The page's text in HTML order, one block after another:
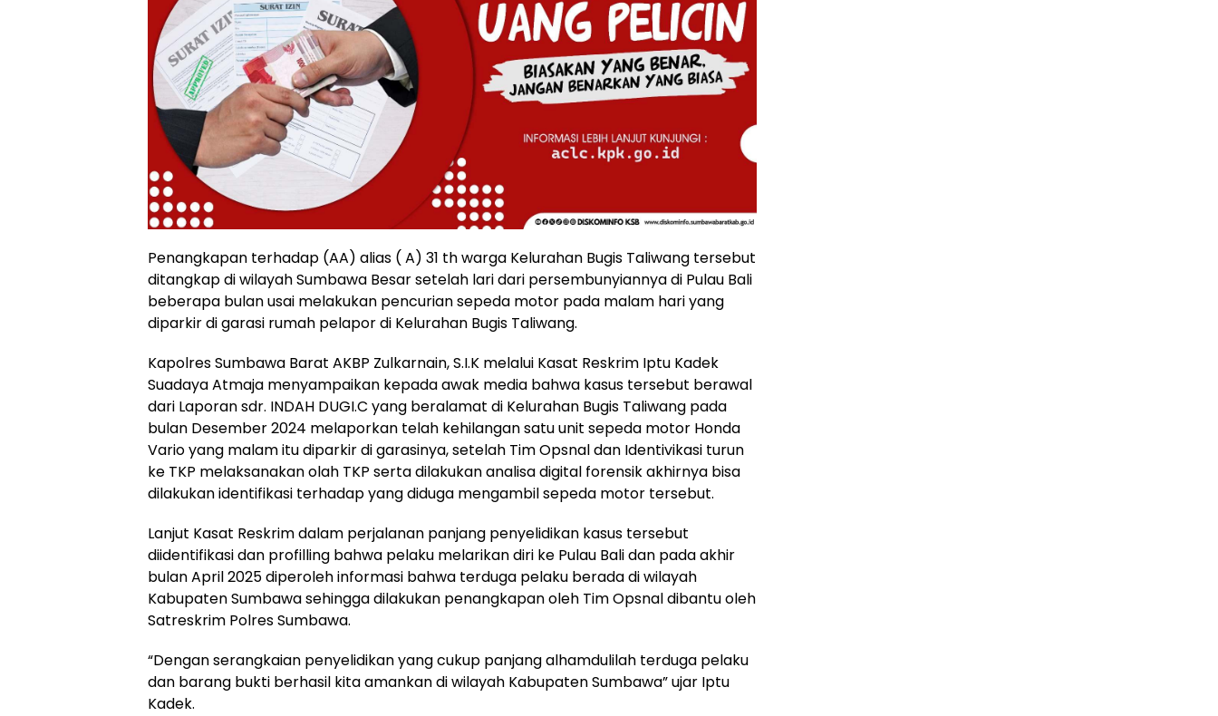
Penangkapan terhadap (AA) alias ( A) 31 th warga Kelurahan Bugis Taliwang tersebut
ditangkap di wilayah Sumbawa Besar setelah lari dari persembunyiannya di Pulau Bali
beberapa bulan usai melakukan pencurian sepeda motor pada malam hari yang
diparkir di garasi rumah pelapor di Kelurahan Bugis Taliwang.
Kapolres Sumbawa Barat AKBP Zulkarnain, S.I.K melalui Kasat Reskrim Iptu Kadek
Suadaya Atmaja menyampaikan kepada awak media bahwa kasus tersebut berawal
dari Laporan sdr. INDAH DUGI.C yang beralamat di Kelurahan Bugis Taliwang pada
bulan Desember 2024 melaporkan telah kehilangan satu unit sepeda motor Honda
Vario yang malam itu diparkir di garasinya, setelah Tim Opsnal dan Identivikasi turun
ke TKP melaksanakan olah TKP serta dilakukan analisa digital forensik akhirnya bisa
dilakukan identifikasi terhadap yang diduga mengambil sepeda motor tersebut.
Lanjut Kasat Reskrim dalam perjalanan panjang penyelidikan kasus tersebut
diidentifikasi dan profilling bahwa pelaku melarikan diri ke Pulau Bali dan pada akhir
bulan April 2025 diperoleh informasi bahwa terduga pelaku berada di wilayah
Kabupaten Sumbawa sehingga dilakukan penangkapan oleh Tim Opsnal dibantu oleh
Satreskrim Polres Sumbawa.
“Dengan serangkaian penyelidikan yang cukup panjang alhamdulilah terduga pelaku
dan barang bukti berhasil kita amankan di wilayah Kabupaten Sumbawa” ujar Iptu
Kadek.